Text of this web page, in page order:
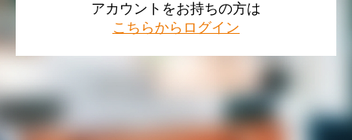
アカウントをお持ちの方は
こちらからログイン